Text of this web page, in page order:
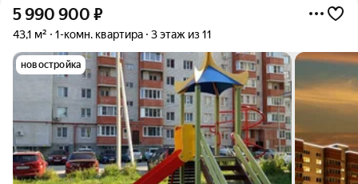
5 990 900 ₽
43,1 м² 1-комн. квартира 3 этаж из 11
новостройка